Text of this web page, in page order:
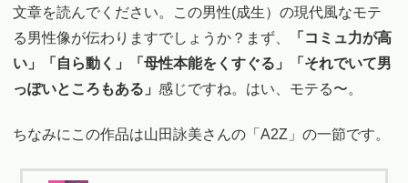
文章を読んでください。この男性(成生）の現代風なモテ
る男性像が伝わりますでしょうか？まず、
「コミュ力が高
い」「自ら動く」「母性本能をくすぐる」「それでいて男
っぽいところもある」 感じですね。はい、モテる〜。
ちなみにこの作品は山田詠美さんの「A2Z」の一節です。